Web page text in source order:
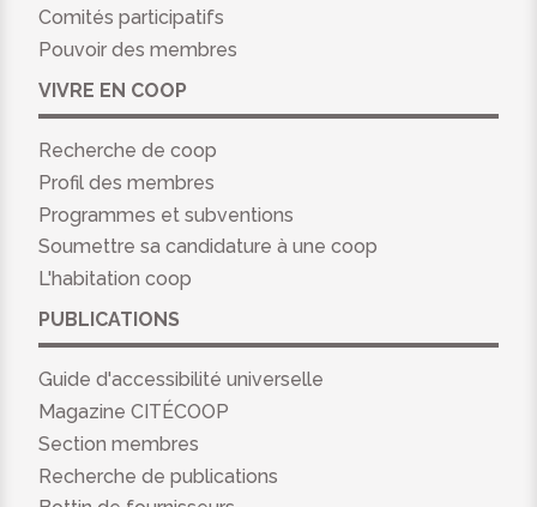
Comités participatifs
Pouvoir des membres
VIVRE EN COOP
Recherche de coop
Profil des membres
Programmes et subventions
Soumettre sa candidature à une coop
L'habitation coop
PUBLICATIONS
Guide d'accessibilité universelle
Magazine CITÉCOOP
Section membres
Recherche de publications